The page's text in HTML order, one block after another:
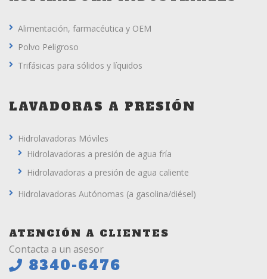
Alimentación, farmacéutica y OEM
Polvo Peligroso
Trifásicas para sólidos y líquidos
LAVADORAS A PRESIÓN
Hidrolavadoras Móviles
Hidrolavadoras a presión de agua fría
Hidrolavadoras a presión de agua caliente
Hidrolavadoras Autónomas (a gasolina/diésel)
ATENCIÓN A CLIENTES
Contacta a un asesor
8340-6476